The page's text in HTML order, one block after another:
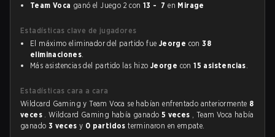
Team Voca ganó el Juego 2 con13 - 7 en Mirage
Estadísticas clave de jugadores
El máximo eliminador del partido fue Jeorge con38
eliminaciones.
Más asistencias del partido las hizo Jeorge con15 asistencias.
Estadísticas cara a cara
Wildcard Gaming y Team Voca se habían enfrentado anteriormente 8
veces . Wildcard Gaming había ganado 5 veces , Team Voca había
ganado 3 vecesy 0 partidosterminaron en empate.